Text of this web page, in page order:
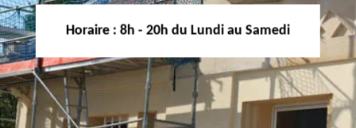
Horaire : 8h - 20h du Lundi au Samedi